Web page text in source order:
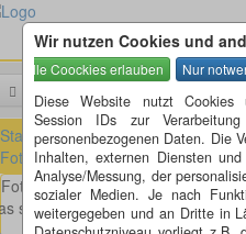
Wir nutzen Cookies und
Diese Website nutzt Cookies
Session IDs zur
personenbezogenen Daten. Die
Inhalten, externen Diensten
Analyse/Messung, der
sozialer Medien. Je nach
weitergegeben und an Dritte in
Startseite » Fotorätsel »
Fotorätsel 12
Fotorätsel 12
schaut mich denn da mit so